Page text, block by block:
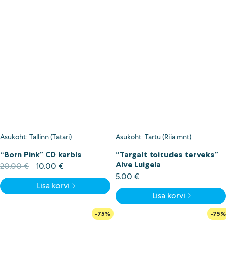
Asukoht: Tallinn (Tatari)
“Born Pink” CD karbis
20.00€
Algne
hind
oli:
20.00 €.
10.00 €
price
is:
10.00 €.
Lisa korvi
Asukoht: Tartu (Riia mnt)
“Targalt toitudes terveks”
Aive Luigela
5.00 €
Lisa korvi
-75% -75%